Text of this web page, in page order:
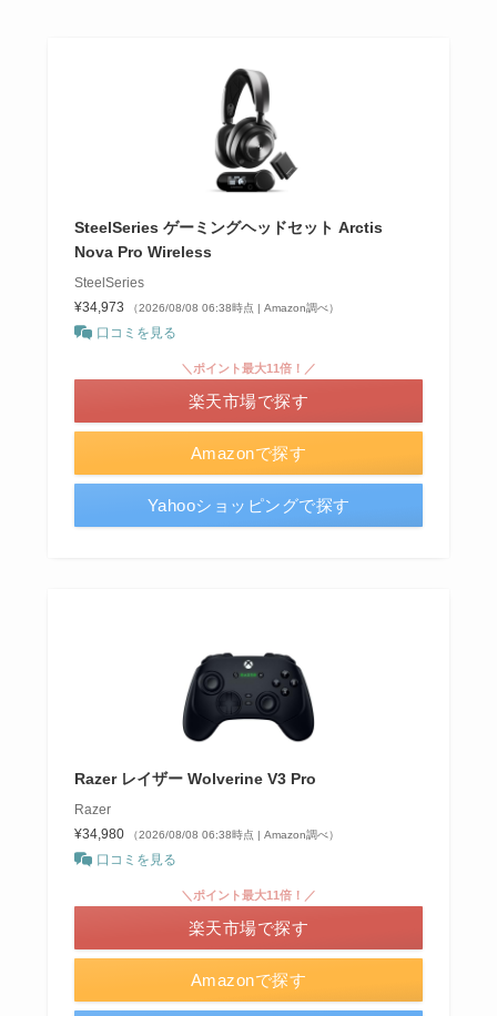
SteelSeries ゲーミングヘッドセット Arctis
Nova Pro Wireless
SteelSeries
¥34,973
（2026/08/08 06:38時点 | Amazon調べ）
口コミを見る
Amazonで探す
＼ポイント最大11倍！／
楽天市場で探す
Yahooショッピングで探す
Razer レイザー Wolverine V3 Pro
Razer
¥34,980
（2026/08/08 06:38時点 | Amazon調べ）
口コミを見る
Amazonで探す
＼ポイント最大11倍！／
楽天市場で探す